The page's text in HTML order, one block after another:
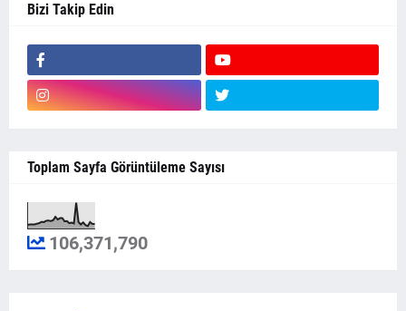
Bizi Takip Edin
Toplam Sayfa Görüntüleme Sayısı
106,371,790